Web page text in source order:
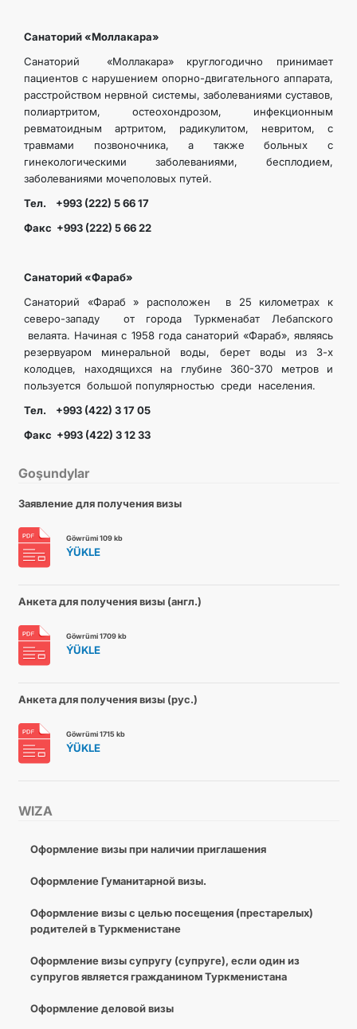
WIZA
Оформление визы при наличии приглашения
Оформление Гуманитарной визы.
Оформление визы с целью посещения (престарелых)
родителей в Туркменистане
Оформление визы супругу (супруге), если один из
супругов является гражданином Туркменистана
Оформление деловой визы
Санаторий «Моллакара»
Санаторий «Моллакара» круглогодично принимает
пациентов с нарушением опорно-двигательного аппарата,
расстройством нервной системы, заболеваниями суставов,
полиартритом, остеохондрозом, инфекционным
ревматоидным артритом, радикулитом, невритом, с
травмами позвоночника, а также больных с
гинекологическими заболеваниями, бесплодием,
заболеваниями мочеполовых путей.
Тел. +993 (222) 5 66 17
Факс +993 (222) 5 66 22
Санаторий «Фараб»
Санаторий «Фараб » расположен в 25 километрах к
северо-западу от города Туркменабат Лебапского
велаята. Начиная с 1958 года санаторий «Фараб», являясь
резервуаром минеральной воды, берет воды из 3-х
колодцев, находящихся на глубине 360-370 метров и
пользуется большой популярностью среди населения.
Тел. +993 (422) 3 17 05
Факс +993 (422) 3 12 33
Goşundylar
Заявление для получения визы
Göwrümi 109 kb
ÝÜKLE
Анкета для получения визы (англ.)
Göwrümi 1709 kb
ÝÜKLE
Анкета для получения визы (рус.)
Göwrümi 1715 kb
ÝÜKLE